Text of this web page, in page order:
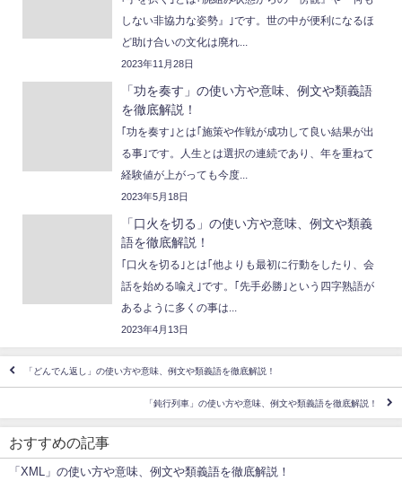
しない非協力な姿勢』｣です。世の中が便利になるほ
ど助け合いの文化は廃れ...
2023年11月28日
「功を奏す」の使い方や意味、例文や類義語
を徹底解説！
｢功を奏す｣とは｢施策や作戦が成功して良い結果が出
る事｣です。人生とは選択の連続であり、年を重ねて
経験値が上がっても今度...
2023年5月18日
「口火を切る」の使い方や意味、例文や類義
語を徹底解説！
｢口火を切る｣とは｢他よりも最初に行動をしたり、会
話を始める喩え｣です。｢先手必勝｣という四字熟語が
あるように多くの事は...
2023年4月13日
「どんでん返し」の使い方や意味、例文や類義語を徹底解説！
「鈍行列車」の使い方や意味、例文や類義語を徹底解説！
おすすめの記事
「XML」の使い方や意味、例文や類義語を徹底解説！